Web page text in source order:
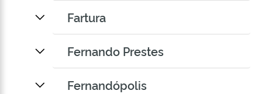
Fartura
Fernando Prestes
Fernandópolis